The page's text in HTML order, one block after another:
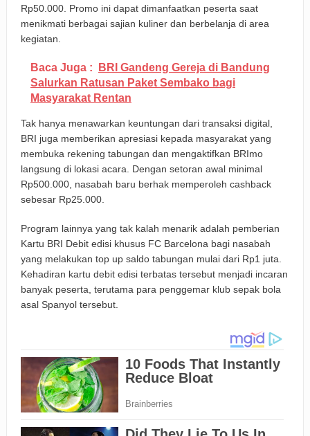
Rp50.000. Promo ini dapat dimanfaatkan peserta saat
menikmati berbagai sajian kuliner dan berbelanja di area
kegiatan.
Baca Juga :
BRI Gandeng Gereja di Bandung
Salurkan Ratusan Paket Sembako bagi
Masyarakat Rentan
Tak hanya menawarkan keuntungan dari transaksi digital,
BRI juga memberikan apresiasi kepada masyarakat yang
membuka rekening tabungan dan mengaktifkan BRImo
langsung di lokasi acara. Dengan setoran awal minimal
Rp500.000, nasabah baru berhak memperoleh cashback
sebesar Rp25.000.
Program lainnya yang tak kalah menarik adalah pemberian
Kartu BRI Debit edisi khusus FC Barcelona bagi nasabah
yang melakukan top up saldo tabungan mulai dari Rp1 juta.
Kehadiran kartu debit edisi terbatas tersebut menjadi incaran
banyak peserta, terutama para penggemar klub sepak bola
asal Spanyol tersebut.